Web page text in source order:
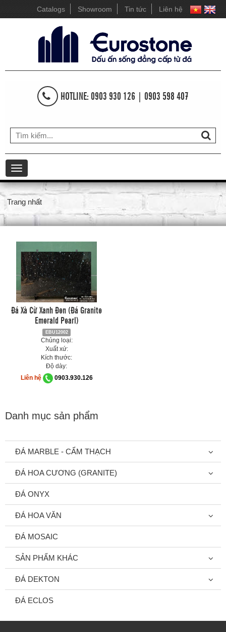
Catalogs Showroom Tin tức Liên hệ
HOTLINE: 0903 930 126 | 0903 598 407
Toggle
navigation
Trang nhất
Đá Xà Cừ Xanh Đen (Đá Granite
Emerald Pearl)
EBU12002
Chủng loại:
Xuất xứ:
Kích thước:
Độ dày:
Liên hệ
0903.930.126
Danh mục sản phẩm
ĐÁ MARBLE - CẨM THẠCH
ĐÁ HOA CƯƠNG (GRANITE)
ĐÁ ONYX
ĐÁ HOA VĂN
ĐÁ MOSAIC
SẢN PHẨM KHÁC
ĐÁ DEKTON
ĐÁ ECLOS